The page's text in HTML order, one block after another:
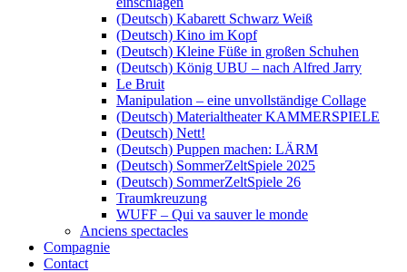
(Deutsch) Kabarett Schwarz Weiß
(Deutsch) Kino im Kopf
(Deutsch) Kleine Füße in großen Schuhen
(Deutsch) König UBU – nach Alfred Jarry
Le Bruit
Manipulation – eine unvollständige Collage
(Deutsch) Materialtheater KAMMERSPIELE
(Deutsch) Nett!
(Deutsch) Puppen machen: LÄRM
(Deutsch) SommerZeltSpiele 2025
(Deutsch) SommerZeltSpiele 26
Traumkreuzung
WUFF – Qui va sauver le monde
Anciens spectacles
Compagnie
Contact